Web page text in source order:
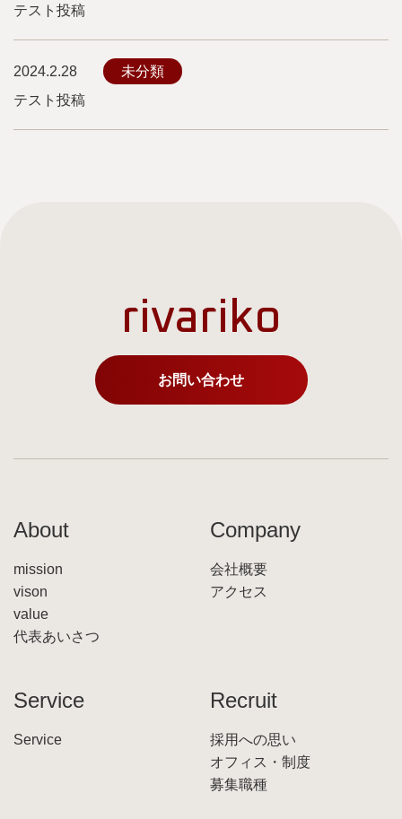
テスト投稿
2024.2.28
未分類
テスト投稿
rivariko
お問い合わせ
About
mission
vison
value
代表あいさつ
Company
会社概要
アクセス
Service
Service
Recruit
採用への思い
オフィス・制度
募集職種